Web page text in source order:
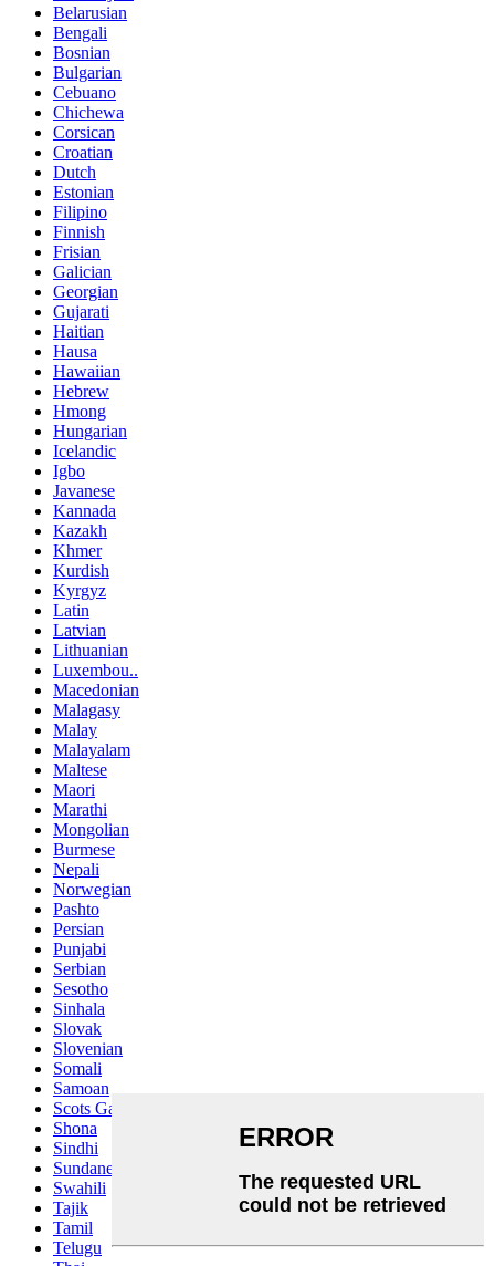
Belarusian
Bengali
Bosnian
Bulgarian
Cebuano
Chichewa
Corsican
Croatian
Dutch
Estonian
Filipino
Finnish
Frisian
Galician
Georgian
Gujarati
Haitian
Hausa
Hawaiian
Hebrew
Hmong
Hungarian
Icelandic
Igbo
Javanese
Kannada
Kazakh
Khmer
Kurdish
Kyrgyz
Latin
Latvian
Lithuanian
Luxembou..
Macedonian
Malagasy
Malay
Malayalam
Maltese
Maori
Marathi
Mongolian
Burmese
Nepali
Norwegian
Pashto
Persian
Punjabi
Serbian
Sesotho
Sinhala
Slovak
Slovenian
Somali
Samoan
Scots Gaelic
Shona
Sindhi
Sundanese
Swahili
Tajik
Tamil
Telugu